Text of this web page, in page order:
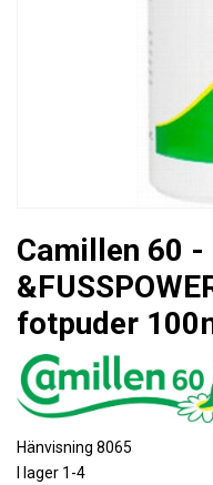
Camillen 60 -
fotpuder
Hänvisning 8065
I lager 1-4